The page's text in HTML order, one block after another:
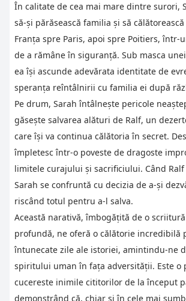
În calitate de cea mai mare dintre surori,
să-și părăsească familia și să
Franța spre Paris, apoi spre Poitiers, într-
de a rămâne în siguranță. Sub masca
ea își ascunde adevărata identitate de
speranța reîntâlnirii cu familia ei după
Pe drum, Sarah întâlnește pericole
găsește salvarea alături de Ralf, un
care își va continua călătoria în secret.
împletesc într-o poveste de dragoste
limitele curajului și sacrificiului. Când
Sarah se confruntă cu decizia de a-și
riscând totul pentru a-l salva.
Această narativă, îmbogățită de o
profundă, ne oferă o călătorie incredibilă
întunecate zile ale istoriei, amintindu-ne
spiritului uman în fața adversității. Este o
cucereste inimile cititorilor de la început
demonstrând că, chiar și în cele mai